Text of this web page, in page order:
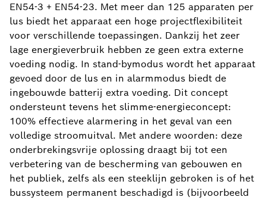
EN54-3 + EN54-23. Met meer dan 125 apparaten per
lus biedt het apparaat een hoge projectflexibiliteit
voor verschillende toepassingen. Dankzij het zeer
lage energieverbruik hebben ze geen extra externe
voeding nodig. In stand-bymodus wordt het apparaat
gevoed door de lus en in alarmmodus biedt de
ingebouwde batterij extra voeding. Dit concept
ondersteunt tevens het slimme-energieconcept:
100% effectieve alarmering in het geval van een
volledige stroomuitval. Met andere woorden: deze
onderbrekingsvrije oplossing draagt bij tot een
verbetering van de bescherming van gebouwen en
het publiek, zelfs als een steeklijn gebroken is of het
bussysteem permanent beschadigd is (bijvoorbeeld